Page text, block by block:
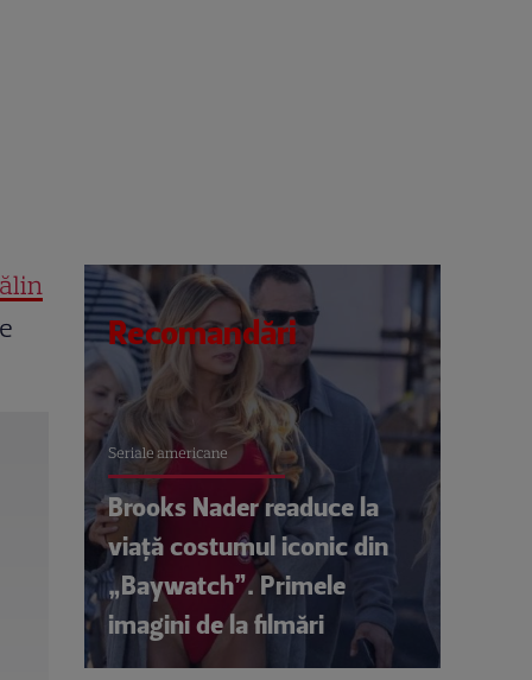
Recomandări
Seriale americane
Brooks Nader readuce la
viață costumul iconic din
„Baywatch”. Primele
imagini de la filmări